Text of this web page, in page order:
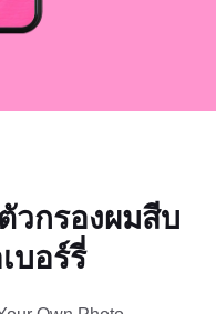
CapCut
กรองผมสีบ
บอร์รี่